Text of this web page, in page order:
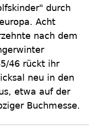
durch
Acht
nach dem
46 rückt ihr
neu in den
etwa auf der
Buchmesse.